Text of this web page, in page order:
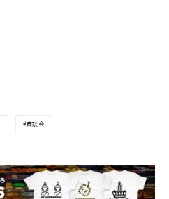
商談会